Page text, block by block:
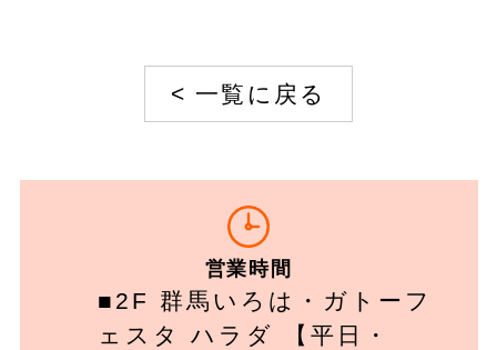
< 一覧に戻る
営業時間
■2F 群馬いろは・ガトーフ
ェスタ ハラダ 【平日・